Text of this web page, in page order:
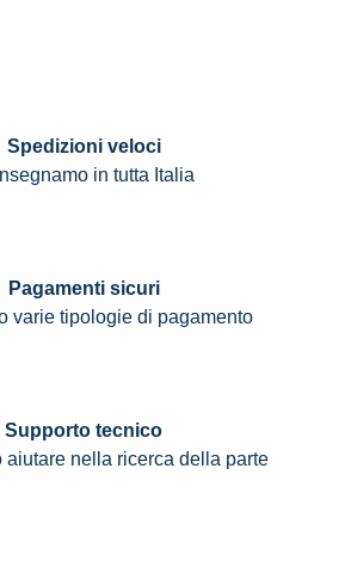
Spedizioni veloci
in tutta Italia
Pagamenti sicuri
varie tipologie di pagamento
Supporto tecnico
aiutare nella ricerca della parte